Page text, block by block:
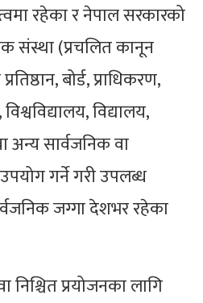
रहेका र नेपाल सरकारको
संस्था (प्रचलित कानून
बोर्ड, प्राधिकरण,
विद्यालय,
अन्य सार्वजनिक वा
गर्ने गरी उपलब्ध
जग्गा देशभर रहेका
निश्चित प्रयोजनका लागि